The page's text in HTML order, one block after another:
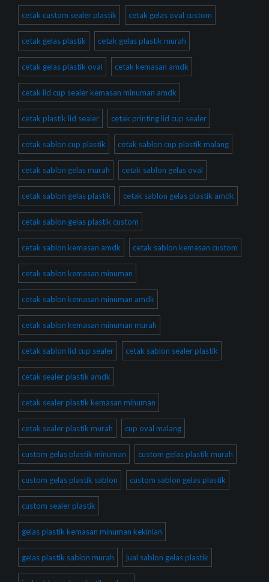
cetak custom sealer plastik cetak gelas oval custom
cetak gelas plastik cetak gelas plastik murah
cetak gelas plastik oval cetak kemasan amdk
cetak lid cup sealer kemasan minuman amdk
cetak plastik lid sealer cetak printing lid cup sealer
cetak sablon cup plastik cetak sablon cup plastik malang
cetak sablon gelas murah cetak sablon gelas oval
cetak sablon gelas plastik cetak sablon gelas plastik amdk
cetak sablon gelas plastik custom
cetak sablon kemasan amdk cetak sablon kemasan custom
cetak sablon kemasan minuman
cetak sablon kemasan minuman amdk
cetak sablon kemasan minuman murah
cetak sablon lid cup sealer cetak sablon sealer plastik
cetak sealer plastik amdk
cetak sealer plastik kemasan minuman
cetak sealer plastik murah cup oval malang
custom gelas plastik minuman custom gelas plastik murah
custom gelas plastik sablon custom sablon gelas plastik
custom sealer plastik
gelas plastik kemasan minuman kekinian
gelas plastik sablon murah jual sablon gelas plastik